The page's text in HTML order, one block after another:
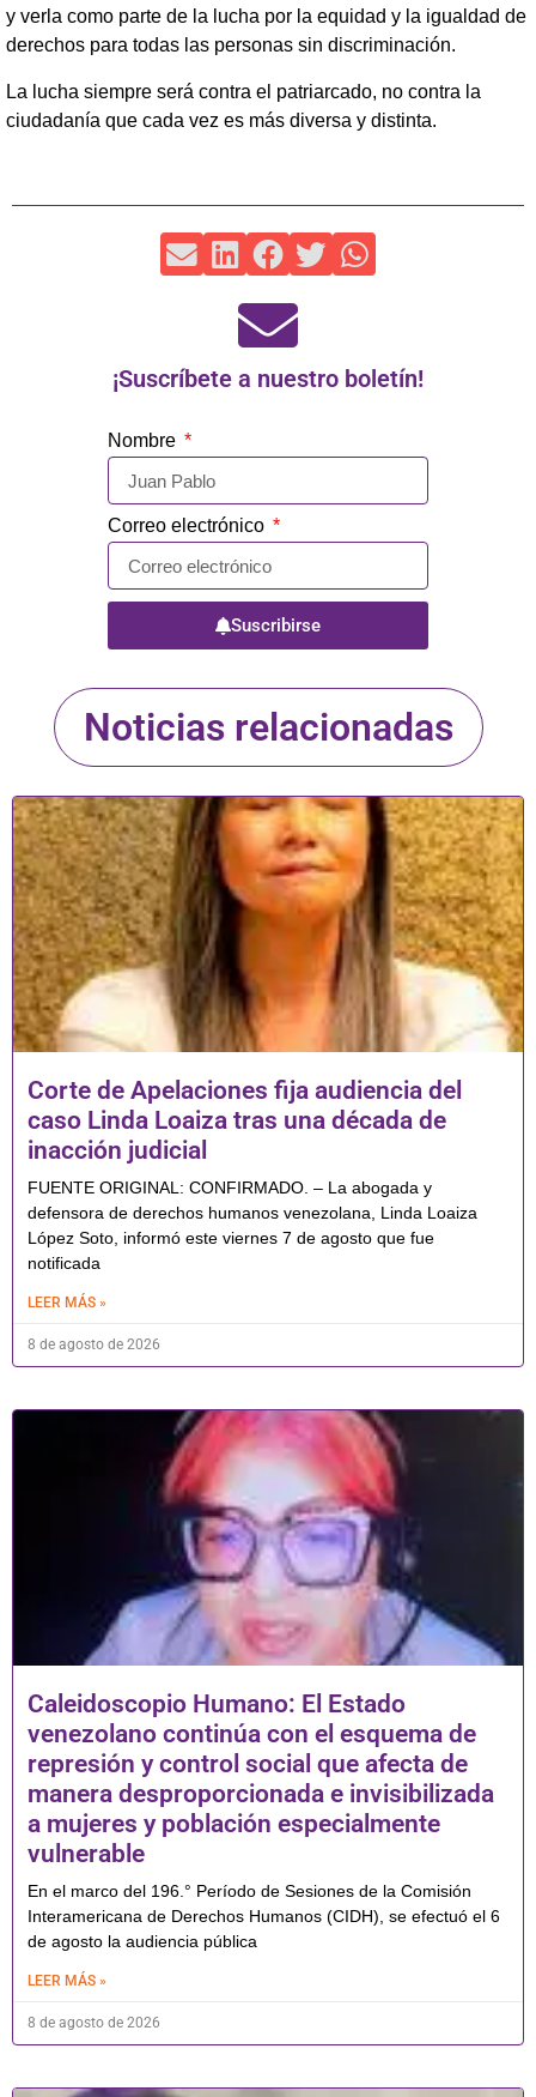
y verla como parte de la lucha por la equidad y la igualdad de
derechos para todas las personas sin discriminación.
La lucha siempre será contra el patriarcado, no contra la
ciudadanía que cada vez es más diversa y distinta.
¡Suscríbete a nuestro boletín!
Nombre
Correo electrónico
Suscribirse
Noticias relacionadas
Corte de Apelaciones fija audiencia del
caso Linda Loaiza tras una década de
inacción judicial
FUENTE ORIGINAL: CONFIRMADO. – La abogada y
defensora de derechos humanos venezolana, Linda Loaiza
López Soto, informó este viernes 7 de agosto que fue
notificada
LEER MÁS »
8 de agosto de 2026
Caleidoscopio Humano: El Estado
venezolano continúa con el esquema de
represión y control social que afecta de
manera desproporcionada e invisibilizada
a mujeres y población especialmente
vulnerable
En el marco del 196.° Período de Sesiones de la Comisión
Interamericana de Derechos Humanos (CIDH), se efectuó el 6
de agosto la audiencia pública
LEER MÁS »
8 de agosto de 2026